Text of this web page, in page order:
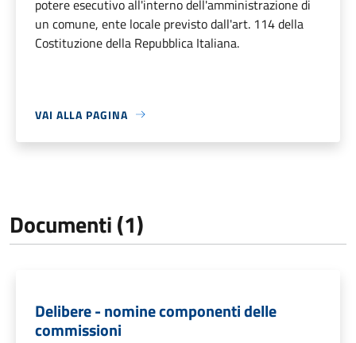
potere esecutivo all'interno dell'amministrazione di
un comune, ente locale previsto dall'art. 114 della
Costituzione della Repubblica Italiana.
VAI ALLA PAGINA
Documenti (1)
Delibere - nomine componenti delle
commissioni